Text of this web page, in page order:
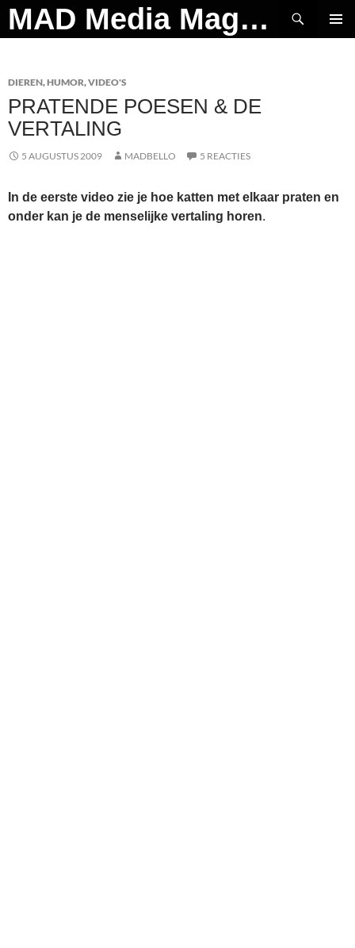
Ga
naar
MAD Media Magazine
Zoeken
DIEREN,HUMOR,VIDEO'S
PRATENDE POESEN & DE
VERTALING
5 AUGUSTUS 2009 MADBELLO 5 REACTIES
In de eerste video zie je hoe katten met elkaar praten en
onder kan je de menselijke vertaling horen.